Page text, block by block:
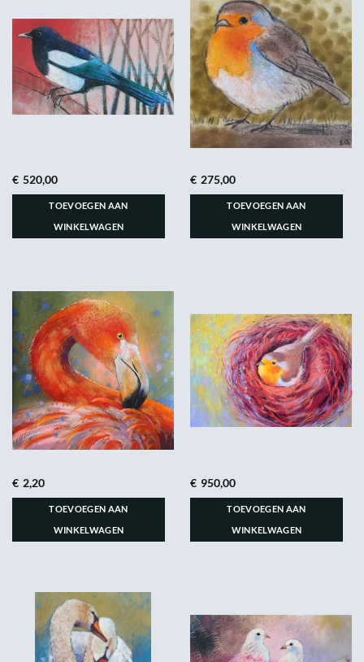
€ 520,00
TOEVOEGEN AAN
WINKELWAGEN
€ 275,00
TOEVOEGEN AAN
WINKELWAGEN
€ 2,20
TOEVOEGEN AAN
WINKELWAGEN
€ 950,00
TOEVOEGEN AAN
WINKELWAGEN